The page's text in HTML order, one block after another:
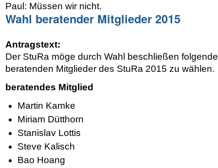
Paul: Müssen wir nicht.
Wahl beratender Mitglieder 2015
Antragstext:
Der StuRa möge durch Wahl beschließen
beratenden Mitglieder des StuRa 2015 zu wählen.
beratendes Mitglied
Martin Kamke
Miriam Dütthorn
Stanislav Lottis
Steve Kalisch
Bao Hoang